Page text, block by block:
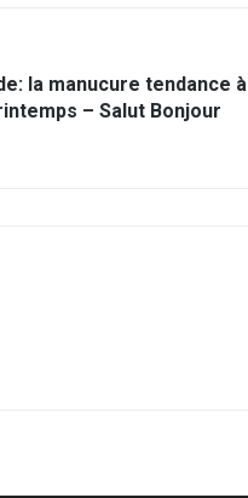
la manucure tendance à
– Salut Bonjour